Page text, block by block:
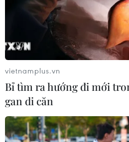
vietnamplus.vn
Bỉ tìm ra hướng đi mới
gan di căn